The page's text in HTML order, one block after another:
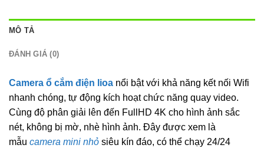
MÔ TẢ
ĐÁNH GIÁ (0)
Camera ổ cắm điện lioa nổi bật với khả năng kết nối Wifi
nhanh chóng, tự động kích hoạt chức năng quay video.
Cùng độ phân giải lên đến FullHD 4K cho hình ảnh sắc
nét, không bị mờ, nhè hình ảnh. Đây được xem là
mẫu camera mini nhỏ siêu kín đáo, có thể chạy 24/24